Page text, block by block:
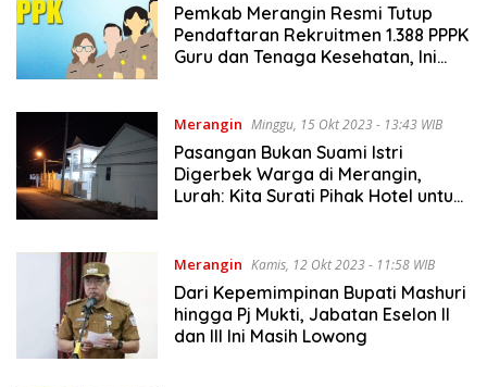
Pemkab Merangin Resmi Tutup
Pendaftaran Rekruitmen 1.388 PPPK
Guru dan Tenaga Kesehatan, Ini
Merangin Minggu, 15 Okt 2023 - 13:43 WIB
Pasangan Bukan Suami Istri
Digerbek Warga di Merangin,
Lurah: Kita Surati Pihak Hotel untuk
Merangin Kamis, 12 Okt 2023 - 11:58 WIB
Dari Kepemimpinan Bupati Mashuri
hingga Pj Mukti, Jabatan Eselon II
dan III Ini Masih Lowong